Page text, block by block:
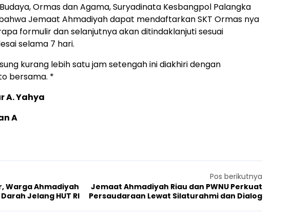
Ormas dan Agama, Suryadinata Kesbangpol Palangka
Jemaat Ahmadiyah dapat mendaftarkan SKT Ormas nya
formulir dan selanjutnya akan ditindaklanjuti sesuai
selama 7 hari.
kurang lebih satu jam setengah ini diakhiri dengan
bersama. *
A. Yahya
A
Warga Ahmadiyah
Jelang HUT RI
Pos berikutnya
Jemaat Ahmadiyah Riau dan PWNU Perkuat
Persaudaraan Lewat Silaturahmi dan Dialog